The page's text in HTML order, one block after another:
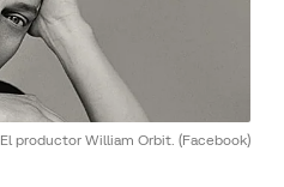
El productor William Orbit. (Facebook)